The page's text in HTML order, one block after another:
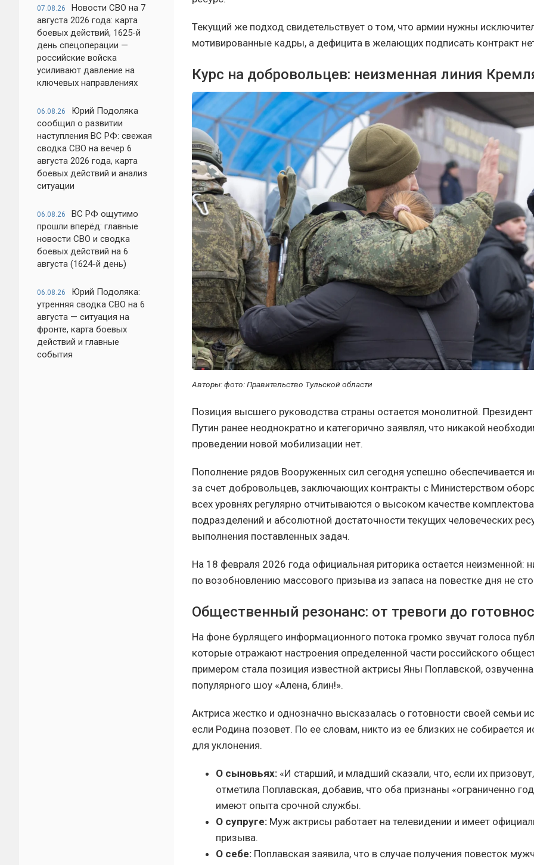
07.08.26
Новости СВО на 7
августа 2026 года: карта
боевых действий, 1625-й
день спецоперации —
российские войска
усиливают давление на
ключевых направлениях
06.08.26
Юрий Подоляка
сообщил о развитии
наступления ВС РФ: свежая
сводка СВО на вечер 6
августа 2026 года, карта
боевых действий и анализ
ситуации
06.08.26
ВС РФ ощутимо
прошли вперёд: главные
новости СВО и сводка
боевых действий на 6
августа (1624-й день)
06.08.26
Юрий Подоляка:
утренняя сводка СВО на 6
августа — ситуация на
фронте, карта боевых
действий и главные
события
Текущий же подход свидетельствует о том, что армии нужны
мотивированные кадры, а дефицита в желающих подписать контракт
Курс на добровольцев: неизменная линия
Авторы: фото: Правительство Тульской области
Позиция высшего руководства страны остается монолитной.
Путин ранее неоднократно и категорично заявлял, что никакой
проведении новой мобилизации нет.
Пополнение рядов Вооруженных сил сегодня успешно обеспечивается
за счет добровольцев, заключающих контракты с Министерством
всех уровнях регулярно отчитываются о высоком качестве
подразделений и абсолютной достаточности текущих человеческих
выполнения поставленных задач.
На 18 февраля 2026 года официальная риторика остается неизменной:
по возобновлению массового призыва из запаса на повестке дня не
Общественный резонанс: от тревоги до
На фоне бурлящего информационного потока громко звучат голоса
которые отражают настроения определенной части российского
примером стала позиция известной актрисы Яны Поплавской,
популярного шоу «Алена, блин!».
Актриса жестко и однозначно высказалась о готовности своей семьи
если Родина позовет. По ее словам, никто из ее близких не собирается
для уклонения.
О сыновьях: «И старший, и младший сказали, что, если их
отметила Поплавская, добавив, что оба признаны «ограниченно
имеют опыта срочной службы.
О супруге: Муж актрисы работает на телевидении и имеет
призыва.
О себе: Поплавская заявила, что в случае получения повесток